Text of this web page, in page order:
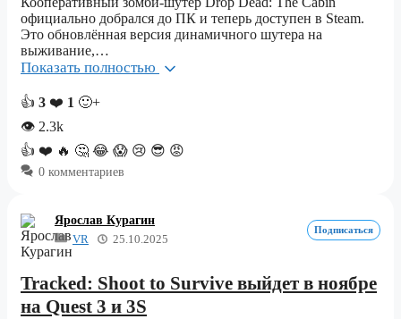
официально добрался до ПК и теперь доступен в Steam.
Это обновлённая версия динамичного шутера на
выживание,…
Показать полностью
👍 3 ❤️ 1 🙂+
👁 2.3k
👍 ❤️ 🔥 🤔 😂 😱 😢 😎 😡
0 комментариев
Ярослав Курагин
VR
25.10.2025
Подписаться
Tracked: Shoot to Survive выйдет в ноябре
на Quest 3 и 3S